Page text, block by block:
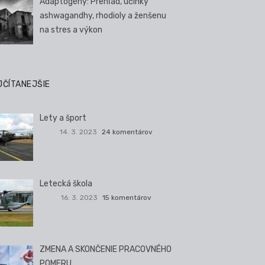
ashwagandhy, rhodioly a ženšenu
na stres a výkon
Lety a šport
14. 3. 2023 24 komentárov
Letecká škola
16. 3. 2023 15 komentárov
ZMENA A SKONČENIE PRACOVNÉHO